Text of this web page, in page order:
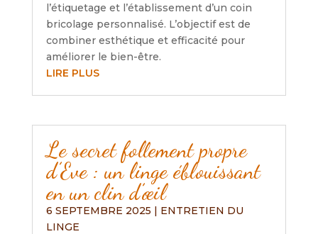
l’étiquetage et l’établissement d’un coin
bricolage personnalisé. L’objectif est de
combiner esthétique et efficacité pour
améliorer le bien-être.
LIRE PLUS
Le secret follement propre
d’Eve : un linge éblouissant
en un clin d’œil
6 SEPTEMBRE 2025 | ENTRETIEN DU
LINGE